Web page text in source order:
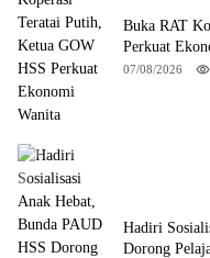
Buka RAT
Perkuat
07/08/2026
Hadiri
Dorong